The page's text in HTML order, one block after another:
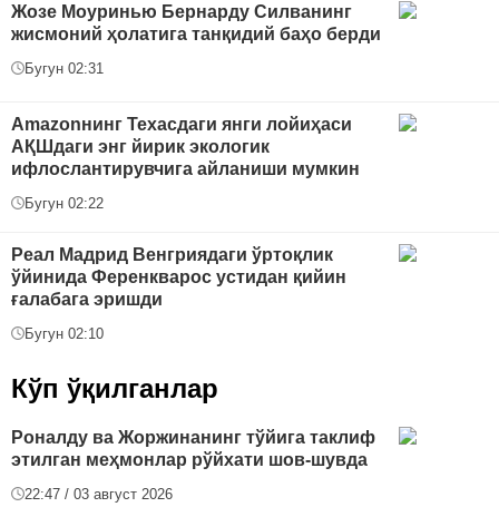
Жозе Моуринью Бернарду Силванинг
жисмоний ҳолатига танқидий баҳо берди
Бугун 02:31
Amazonнинг Техасдаги янги лойиҳаси
АҚШдаги энг йирик экологик
ифлослантирувчига айланиши мумкин
Бугун 02:22
Реал Мадрид Венгриядаги ўртоқлик
ўйинида Ференкварос устидан қийин
ғалабага эришди
Бугун 02:10
Кўп ўқилганлар
Роналду ва Жоржинанинг тўйига таклиф
этилган меҳмонлар рўйхати шов-шувда
22:47 / 03 август 2026